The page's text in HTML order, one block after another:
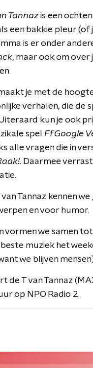
Tannaz is een
een bakkie pleur
is er onder
, maar ook om
je met de
verhalen, die de
kun je ook
spel Ff Google
alle vragen die in
Daarmee
van Tannaz kennen
en voor humor.
vormen we samen
muziek het
we blijven
de T van Tannaz
op NPO Radio 2.